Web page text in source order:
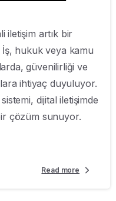
iletişim artık bir
hukuk veya kamu
güvenilirliği ve
ihtiyaç duyuluyor.
dijital iletişimde
çözüm sunuyor.
Read more